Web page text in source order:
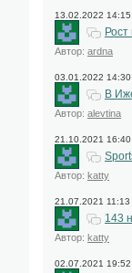
13.02.2022 14:15
Автор: ardna
03.01.2022 14:30
В
Автор: alevtina
21.10.2021 16:40
Автор: katty
21.07.2021 11:13
143
Автор: katty
02.07.2021 19:52